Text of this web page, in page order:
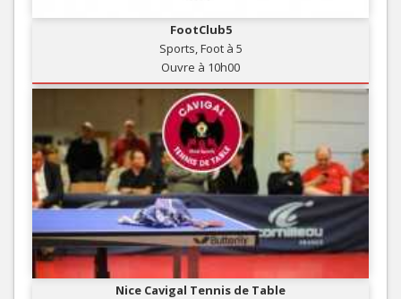
FootClub5
Sports, Foot à 5
Ouvre à 10h00
Nice Cavigal Tennis de Table